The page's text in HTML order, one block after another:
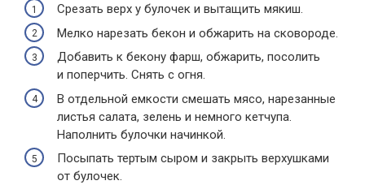
Срезать верх у булочек и вытащить мякиш.
Мелко нарезать бекон и обжарить на сковороде.
Добавить к бекону фарш, обжарить, посолить
и поперчить. Снять с огня.
В отдельной емкости смешать мясо, нарезанные
листья салата, зелень и немного кетчупа.
Наполнить булочки начинкой.
Посыпать тертым сыром и закрыть верхушками
от булочек.